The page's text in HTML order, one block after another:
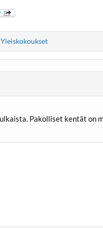
Yleiskokoukset
Pakolliset kentät on